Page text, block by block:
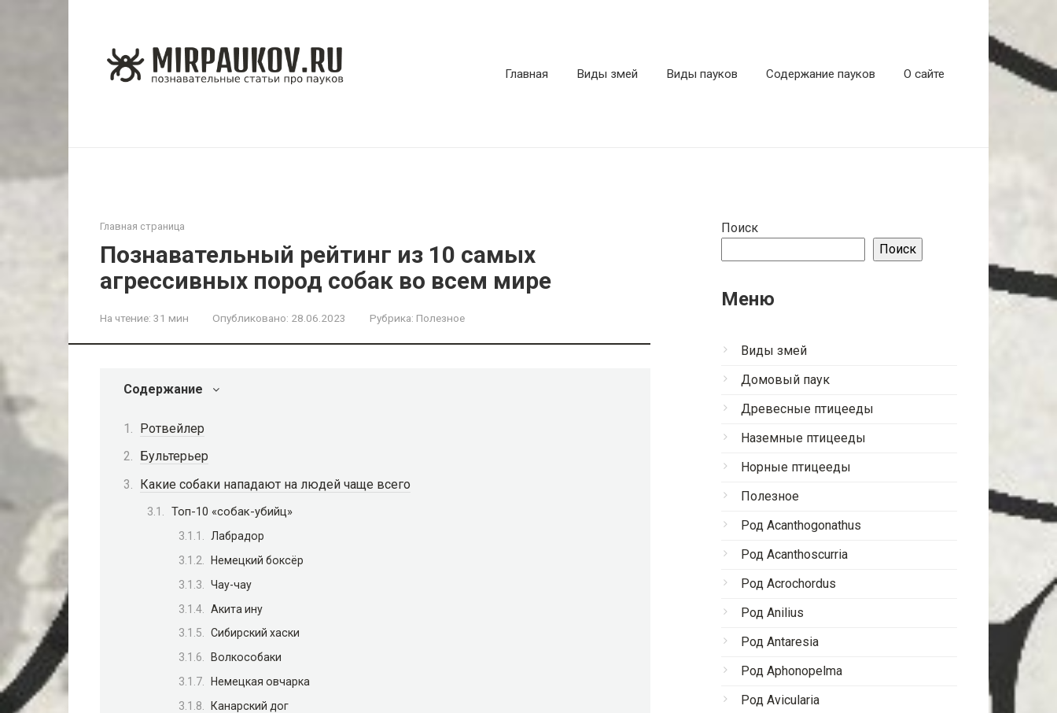
Главная Виды змей Виды пауков Содержание пауков О сайте
Главная страница
Познавательный рейтинг из 10 самых
агрессивных пород собак во всем мире
На чтение: 31 мин Опубликовано: 28.06.2023 Рубрика: Полезное
Содержание
Ротвейлер
Бультерьер
Какие собаки нападают на людей чаще всего
Топ-10 «собак-убийц»
Лабрадор
Немецкий боксёр
Чау-чау
Акита ину
Сибирский хаски
Волкособаки
Немецкая овчарка
Канарский дог
Поиск
Поиск
Меню
Виды змей
Домовый паук
Древесные птицееды
Наземные птицееды
Норные птицееды
Полезное
Род Acanthogonathus
Род Acanthoscurria
Род Acrochordus
Род Anilius
Род Antaresia
Род Aphonopelma
Род Avicularia